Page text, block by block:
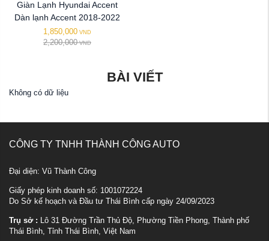
Giàn Lạnh Hyundai Accent
Dàn lạnh Accent 2018-2022
1,850,000 VND
2,200,000 VND
BÀI VIẾT
Không có dữ liệu
CÔNG TY TNHH THÀNH CÔNG AUTO
Đại diện: Vũ Thành Công
Giấy phép kinh doanh số: 1001072224
Do Sở kế hoạch và Đầu tư Thái Bình cấp ngày 24/09/2023
Trụ sở : Lô 31 Đường Trần Thủ Độ, Phường Tiền Phong, Thành phố
Thái Bình, Tỉnh Thái Bình, Việt Nam